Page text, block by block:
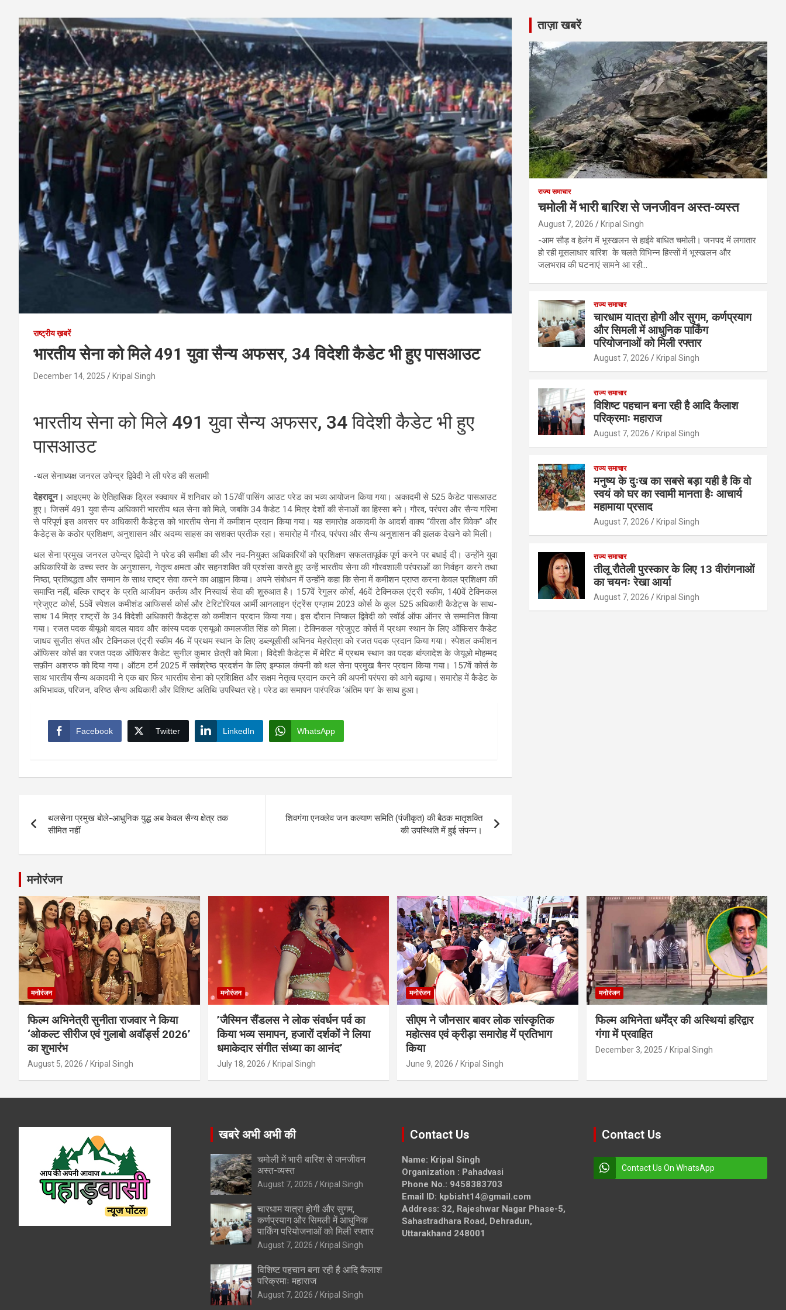
राष्ट्रीय ख़बरें
भारतीय सेना को मिले 491 युवा सैन्य अफसर, 34 विदेशी कैडेट भी हुए पासआउट
December 14, 2025 Kripal Singh
भारतीय सेना को मिले 491 युवा सैन्य अफसर, 34 विदेशी कैडेट भी हुए
पासआउट
-थल सेनाध्यक्ष जनरल उपेन्द्र द्विवेदी ने ली परेड की सलामी
देहरादून। आइएमए के ऐतिहासिक ड्रिल स्क्वायर में शनिवार को 157वीं पासिंग आउट परेड का भव्य आयोजन किया गया। अकादमी से 525 कैडेट पासआउट
हुए। जिसमें 491 युवा सैन्य अधिकारी भारतीय थल सेना को मिले, जबकि 34 कैडेट 14 मित्र देशों की सेनाओं का हिस्सा बने। गौरव, परंपरा और सैन्य गरिमा
से परिपूर्ण इस अवसर पर अधिकारी कैडेट्स को भारतीय सेना में कमीशन प्रदान किया गया। यह समारोह अकादमी के आदर्श वाक्य “वीरता और विवेक” और
कैडेट्स के कठोर प्रशिक्षण, अनुशासन और अदम्य साहस का सशक्त प्रतीक रहा। समारोह में गौरव, परंपरा और सैन्य अनुशासन की झलक देखने को मिली।
थल सेना प्रमुख जनरल उपेन्द्र द्विवेदी ने परेड की समीक्षा की और नव-नियुक्त अधिकारियों को प्रशिक्षण सफलतापूर्वक पूर्ण करने पर बधाई दी। उन्होंने युवा
अधिकारियों के उच्च स्तर के अनुशासन, नेतृत्व क्षमता और सहनशक्ति की प्रशंसा करते हुए उन्हें भारतीय सेना की गौरवशाली परंपराओं का निर्वहन करने तथा
निष्ठा, प्रतिबद्धता और सम्मान के साथ राष्ट्र सेवा करने का आह्वान किया। अपने संबोधन में उन्होंने कहा कि सेना में कमीशन प्राप्त करना केवल प्रशिक्षण की
समाप्ति नहीं, बल्कि राष्ट्र के प्रति आजीवन कर्तव्य और निस्वार्थ सेवा की शुरुआत है। 157वें रेगुलर कोर्स, 46वें टेक्निकल एंट्री स्कीम, 140वें टेक्निकल
ग्रेजुएट कोर्स, 55वें स्पेशल कमीशंड आफिसर्स कोर्स और टेरिटोरियल आर्मी आनलाइन एंट्रेंस एग्ज़ाम 2023 कोर्स के कुल 525 अधिकारी कैडेट्स के साथ-
साथ 14 मित्र राष्ट्रों के 34 विदेशी अधिकारी कैडेट्स को कमीशन प्रदान किया गया। इस दौरान निष्कल द्विवेदी को स्वॉर्ड ऑफ ऑनर से सम्मानित किया
गया। रजत पदक बीयूओ बादल यादव और कांस्य पदक एसयूओ कमलजीत सिंह को मिला। टेक्निकल ग्रेजुएट कोर्स में प्रथम स्थान के लिए ऑफिसर कैडेट
जाधव सुजीत संपत और टेक्निकल एंट्री स्कीम 46 में प्रथम स्थान के लिए डब्ल्यूसीसी अभिनव मेहरोत्रा को रजत पदक प्रदान किया गया। स्पेशल कमीशन
ऑफिसर कोर्स का रजत पदक ऑफिसर कैडेट सुनील कुमार छेत्री को मिला। विदेशी कैडेट्स में मेरिट में प्रथम स्थान का पदक बांग्लादेश के जेयूओ मोहम्मद
सफ़ीन अशरफ को दिया गया। ऑटम टर्म 2025 में सर्वश्रेष्ठ प्रदर्शन के लिए इम्फाल कंपनी को थल सेना प्रमुख बैनर प्रदान किया गया। 157वें कोर्स के
साथ भारतीय सैन्य अकादमी ने एक बार फिर भारतीय सेना को प्रशिक्षित और सक्षम नेतृत्व प्रदान करने की अपनी परंपरा को आगे बढ़ाया। समारोह में कैडेट के
अभिभावक, परिजन, वरिष्ठ सैन्य अधिकारी और विशिष्ट अतिथि उपस्थित रहे। परेड का समापन पारंपरिक ‘अंतिम पग’ के साथ हुआ।
Facebook Twitter LinkedIn WhatsApp
navigation
थलसेना प्रमुख बोले-आधुनिक युद्ध अब केवल सैन्य क्षेत्र तक
सीमित नहीं
शिवगंगा एनक्लेव जन कल्याण समिति (पंजीकृत) की बैठक मातृशक्ति
की उपस्थिति में हुई संपन्न।
ताज़ा खबरें
राज्य समाचार
चमोली में भारी बारिश से जनजीवन अस्त-व्यस्त
August 7, 2026 Kripal Singh
-आम सौड़ व हेलंग में भूस्खलन से हाईवे बाधित चमोली। जनपद में लगातार
हो रही मूसलाधार बारिश के चलते विभिन्न हिस्सों में भूस्खलन और
जलभराव की घटनाएं सामने आ रही…
राज्य समाचार
चारधाम यात्रा होगी और सुगम, कर्णप्रयाग
और सिमली में आधुनिक पार्किंग
परियोजनाओं को मिली रफ्तार
August 7, 2026 Kripal Singh
राज्य समाचार
विशिष्ट पहचान बना रही है आदि कैलाश
परिक्रमाः महाराज
August 7, 2026 Kripal Singh
राज्य समाचार
मनुष्य के दुःख का सबसे बड़ा यही है कि वो
स्वयं को घर का स्वामी मानता हैः आचार्य
महामाया प्रसाद
August 7, 2026 Kripal Singh
राज्य समाचार
तीलू रौतेली पुरस्कार के लिए 13 वीरांगनाओं
का चयनः रेखा आर्या
August 7, 2026 Kripal Singh
मनोरंजन
मनोरंजन
फिल्म अभिनेत्री सुनीता राजवार ने किया
‘ओकल्ट सीरीज एवं गुलाबो अवॉर्ड्स 2026’
का शुभारंभ
August 5, 2026 Kripal Singh
मनोरंजन
’जैस्मिन सैंडलस ने लोक संवर्धन पर्व का
किया भव्य समापन, हजारों दर्शकों ने लिया
धमाकेदार संगीत संध्या का आनंद’
July 18, 2026 Kripal Singh
मनोरंजन
सीएम ने जौनसार बावर लोक सांस्कृतिक
महोत्सव एवं क्रीड़ा समारोह में प्रतिभाग
किया
June 9, 2026 Kripal Singh
मनोरंजन
फिल्म अभिनेता धर्मेंद्र की अस्थियां हरिद्वार
गंगा में प्रवाहित
December 3, 2025 Kripal Singh
खबरे अभी अभी की
चमोली में भारी बारिश से जनजीवन
अस्त-व्यस्त
August 7, 2026 Kripal Singh
चारधाम यात्रा होगी और सुगम,
कर्णप्रयाग और सिमली में आधुनिक
पार्किंग परियोजनाओं को मिली रफ्तार
August 7, 2026 Kripal Singh
विशिष्ट पहचान बना रही है आदि कैलाश
परिक्रमाः महाराज
August 7, 2026 Kripal Singh
Contact Us
Name: Kripal Singh
Organization : Pahadvasi
Phone No.: 9458383703
Email ID: kpbisht14@gmail.com
Address: 32, Rajeshwar Nagar Phase-5,
Sahastradhara Road, Dehradun,
Uttarakhand 248001
Contact Us
Contact Us On WhatsApp